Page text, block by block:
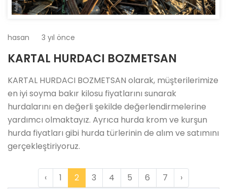
hasan 3 yıl önce
KARTAL HURDACI BOZMETSAN
KARTAL HURDACI BOZMETSAN olarak, müşterilerimize
en iyi soyma bakır kilosu fiyatlarını sunarak
hurdalarını en değerli şekilde değerlendirmelerine
yardımcı olmaktayız. Ayrıca hurda krom ve kurşun
hurda fiyatları gibi hurda türlerinin de alım ve satımını
gerçekleştiriyoruz.
‹ 1 2 3 4 5 6 7 ›